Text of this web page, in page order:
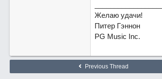
Желаю удачи!
Питер Гэннон
PG Music Inc.
Previous Thread